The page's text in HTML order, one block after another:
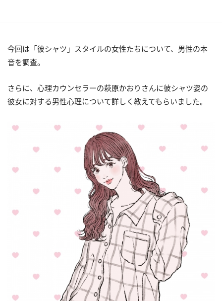
今回は「彼シャツ」スタイルの女性たちについて、男性の本
音を調査。
さらに、心理カウンセラーの萩原かおりさんに彼シャツ姿の
彼女に対する男性心理について詳しく教えてもらいました。